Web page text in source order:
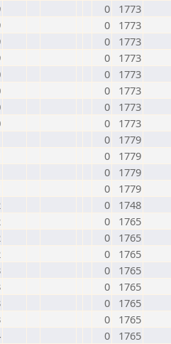
0
1773
0
1773
0
1773
0
1773
0
1773
0
1773
0
1773
0
1773
0
1779
0
1779
0
1779
0
1779
0
1748
0
1765
0
1765
0
1765
0
1765
0
1765
0
1765
0
1765
0
1765